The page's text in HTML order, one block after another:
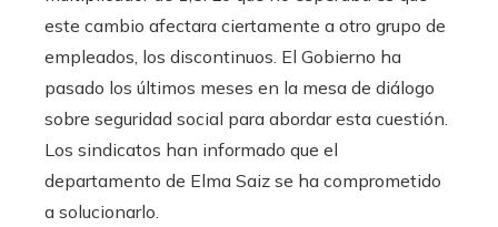
este cambio afectara ciertamente a otro grupo de
empleados, los discontinuos. El Gobierno ha
pasado los últimos meses en la mesa de diálogo
sobre seguridad social para abordar esta cuestión.
Los sindicatos han informado que el
departamento de Elma Saiz se ha comprometido
a solucionarlo.